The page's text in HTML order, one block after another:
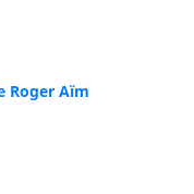
Roger Aïm